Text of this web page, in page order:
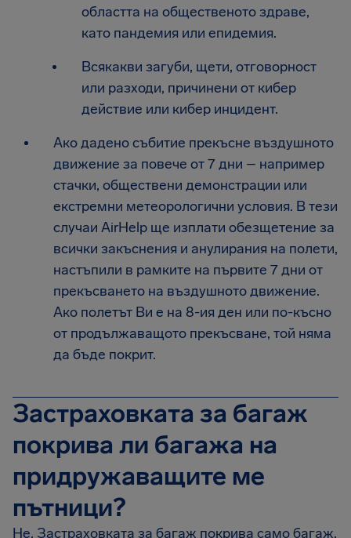
областта на общественото здраве,
като пандемия или епидемия.
Всякакви загуби, щети, отговорност
или разходи, причинени от кибер
действие или кибер инцидент.
Ако дадено събитие прекъсне въздушното
движение за повече от 7 дни – например
стачки, обществени демонстрации или
екстремни метеорологични условия. В тези
случаи AirHelp ще изплати обезщетение за
всички закъснения и анулирания на полети,
настъпили в рамките на първите 7 дни от
прекъсването на въздушното движение.
Ако полетът Ви е на 8-ия ден или по-късно
от продължаващото прекъсване, той няма
да бъде покрит.
Застраховката за багаж
покрива ли багажа на
придружаващите ме
пътници?
Не. Застраховката за багаж покрива само багаж,